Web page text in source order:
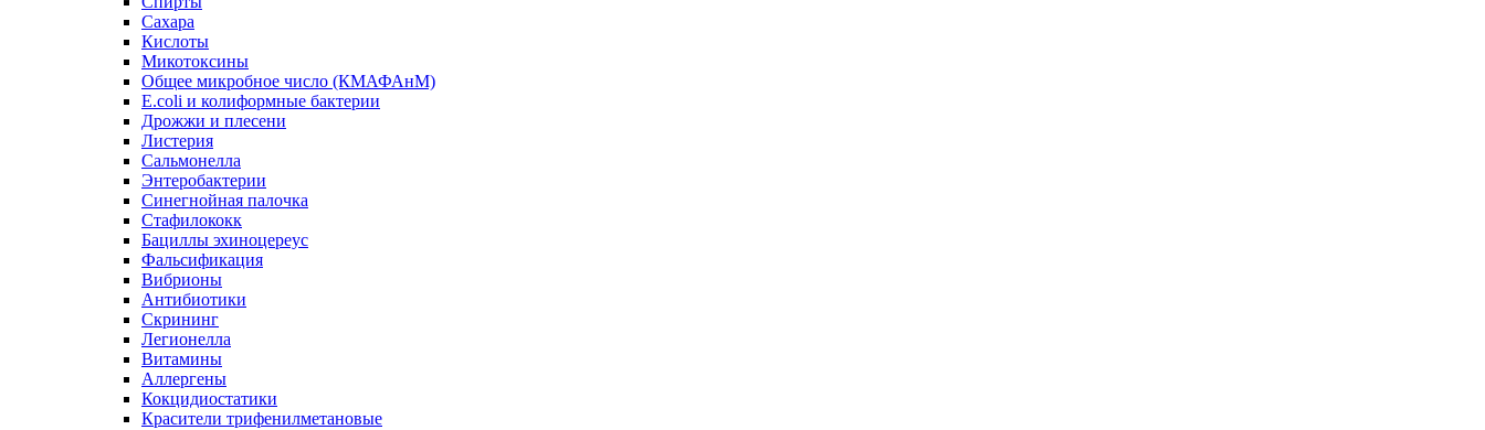
Сахара
Кислоты
Микотоксины
Общее микробное число (КМАФАнМ)
E.coli и колиформные бактерии
Дрожжи и плесени
Листерия
Сальмонелла
Энтеробактерии
Синегнойная палочка
Стафилококк
Бациллы эхиноцереус
Фальсификация
Вибрионы
Антибиотики
Скрининг
Легионелла
Витамины
Аллергены
Кокцидиостатики
Красители трифенилметановые